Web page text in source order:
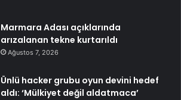
Marmara Adası açıklarında
arızalanan tekne kurtarıldı
Ağustos 7, 2026
Ünlü hacker grubu oyun devini hedef
aldı: ‘Mülkiyet değil aldatmaca’